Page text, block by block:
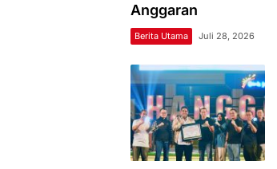
Anggaran
Berita Utama Juli 28, 2026